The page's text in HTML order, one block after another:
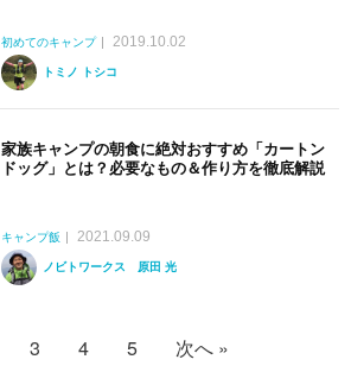
初めてのキャンプ
2019.10.02
トミノ トシコ
家族キャンプの朝食に絶対おすすめ「カートン
ドッグ」とは？必要なもの＆作り方を徹底解説
キャンプ飯
2021.09.09
ノビトワークス 原田 光
3 4 5 次へ »